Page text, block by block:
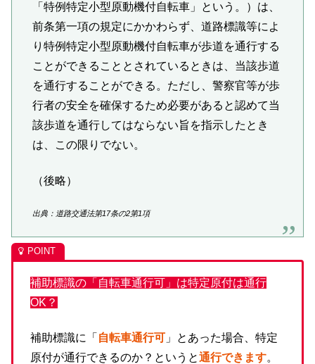
「特例特定小型原動機付自転車」という。）は、
前条第一項の規定にかかわらず、道路標識等によ
り特例特定小型原動機付自転車が歩道を通行する
ことができることとされているときは、当該歩道
を通行することができる。ただし、警察官等が歩
行者の安全を確保するため必要があると認めて当
該歩道を通行してはならない旨を指示したとき
は、この限りでない。
（後略）
出典：道路交通法第17条の2第1項
補助標識の「自転車通行可」は特定原付は通行
OK？
補助標識に「 自転車通行可 」とあった場合、特定
原付が通行できるのか？というと通行できます。